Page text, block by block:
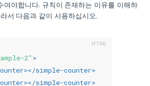
여야합니다. 규칙이 존재하는 이유를 이해하
서 다음과 같이 사용하십시오.
2" >
></simple-counter>
></simple-counter>